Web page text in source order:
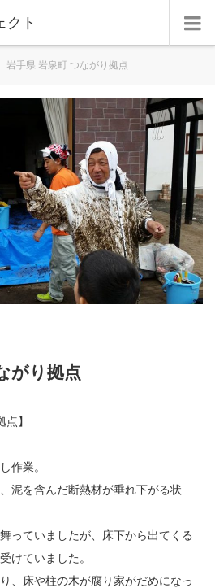
クト
岩手県 岩泉町 つながり拠点
がり拠点
】
作業。
泥を含んだ断熱材が垂れ下がる状
っていましたが、床下から出てくる
けていました。
、床や柱の木が腐り家がだめになっ